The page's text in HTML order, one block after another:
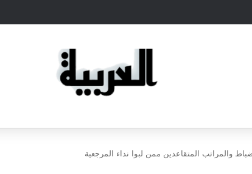
والمراتب المتقاعدين ممن لبوا نداء المرجعية